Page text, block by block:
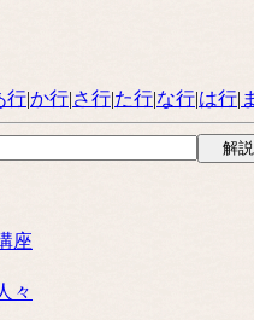
行|か行|さ行|た行|な行|は行|
座
々